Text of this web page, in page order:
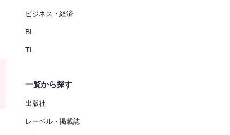
ビジネス・経済
BL
TL
一覧から探す
出版社
レーベル・掲載誌